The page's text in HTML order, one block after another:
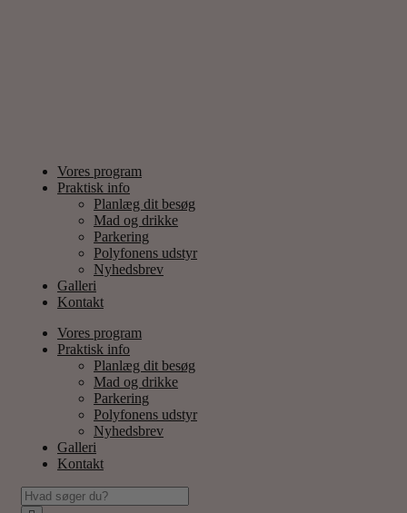
Vores program
Praktisk info
Planlæg dit besøg
Mad og drikke
Parkering
Polyfonens udstyr
Nyhedsbrev
Galleri
Kontakt
Vores program
Praktisk info
Planlæg dit besøg
Mad og drikke
Parkering
Polyfonens udstyr
Nyhedsbrev
Galleri
Kontakt